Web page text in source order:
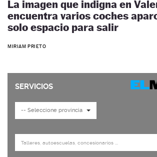
La imagen que indigna en
encuentra varios coches
solo espacio para salir
MIRIAM PRIETO